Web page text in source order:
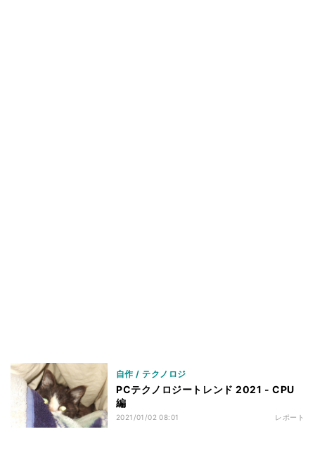
自作 / テクノロジ
PCテクノロジートレンド 2021 - CPU
編
2021/01/02 08:01 レポート